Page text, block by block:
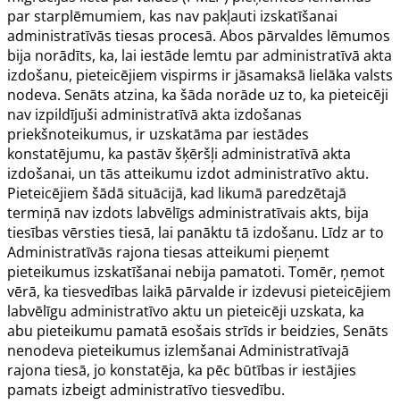
par starplēmumiem, kas nav pakļauti izskatīšanai
administratīvās tiesas procesā. Abos pārvaldes lēmumos
bija norādīts, ka, lai iestāde lemtu par administratīvā akta
izdošanu, pieteicējiem vispirms ir jāsamaksā lielāka valsts
nodeva. Senāts atzina, ka šāda norāde uz to, ka pieteicēji
nav izpildījuši administratīvā akta izdošanas
priekšnoteikumus, ir uzskatāma par iestādes
konstatējumu, ka pastāv šķēršļi administratīvā akta
izdošanai, un tās atteikumu izdot administratīvo aktu.
Pieteicējiem šādā situācijā, kad likumā paredzētajā
termiņā nav izdots labvēlīgs administratīvais akts, bija
tiesības vērsties tiesā, lai panāktu tā izdošanu. Līdz ar to
Administratīvās rajona tiesas atteikumi pieņemt
pieteikumus izskatīšanai nebija pamatoti. Tomēr, ņemot
vērā, ka tiesvedības laikā pārvalde ir izdevusi pieteicējiem
labvēlīgu administratīvo aktu un pieteicēji uzskata, ka
abu pieteikumu pamatā esošais strīds ir beidzies, Senāts
nenodeva pieteikumus izlemšanai Administratīvajā
rajona tiesā, jo konstatēja, ka pēc būtības ir iestājies
pamats izbeigt administratīvo tiesvedību.